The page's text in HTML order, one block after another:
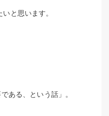
と思います。
ある、という話」。